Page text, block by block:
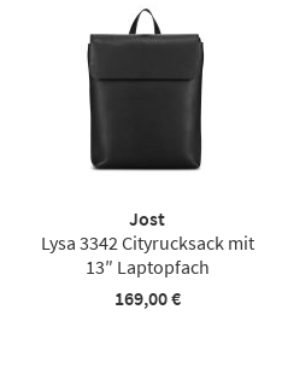
Jost
Lysa 3342 Cityrucksack mit
13″ Laptopfach
169,00 €